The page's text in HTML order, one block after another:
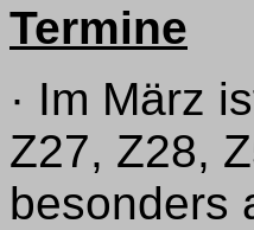
Termine
· Im März
Z27, Z28,
besonders